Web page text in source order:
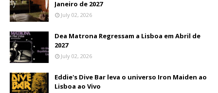
Janeiro de 2027
July 02, 2026
Dea Matrona Regressam a Lisboa em Abril de
2027
July 02, 2026
Eddie's Dive Bar leva o universo Iron Maiden ao
Lisboa ao Vivo